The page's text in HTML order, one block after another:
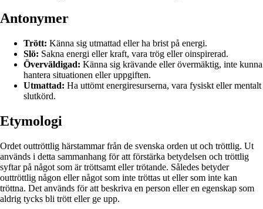
Antonymer
Trött: Känna sig utmattad eller ha brist på energi.
Slö: Sakna energi eller kraft, vara trög eller oinspirerad.
Överväldigad: Känna sig krävande eller övermäktig, inte kunna
hantera situationen eller uppgiften.
Utmattad: Ha uttömt energiresurserna, vara fysiskt eller mentalt
slutkörd.
Etymologi
Ordet outtröttlig härstammar från de svenska orden ut och tröttlig. Ut
används i detta sammanhang för att förstärka betydelsen och tröttlig
syftar på något som är tröttsamt eller trötande. Således betyder
outtröttlig någon eller något som inte tröttas ut eller som inte kan
tröttna. Det används för att beskriva en person eller en egenskap som
aldrig tycks bli trött eller ge upp.